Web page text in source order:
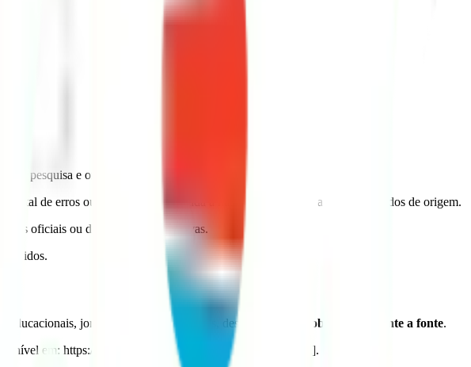
de pesquisa e organismos internacionais.
de erros ou desatualizações, dada a natureza dinâmica das bases de dados de origem.
oficiais ou decisões administrativas.
jornalísticos e institucionais, desde que citada obrigatoriamente a fonte.
em: https://odsr.lema.ufpb.br/. Acesso em: [inserir data].